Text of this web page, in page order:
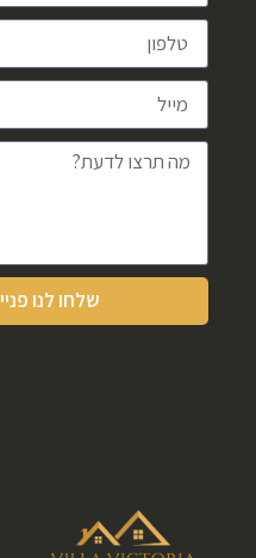
שלחו לנו